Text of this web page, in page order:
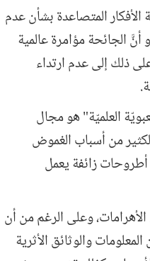
المتصاعدة بشأن عدم
الجائحة مؤامرة عالمية
ذلك إلى عدم ارتداء
العلميّة" هو مجال
من أسباب الغموض
أطروحات زائفة يعمل
وعلى الرغم من أن
والوثائق الأثرية